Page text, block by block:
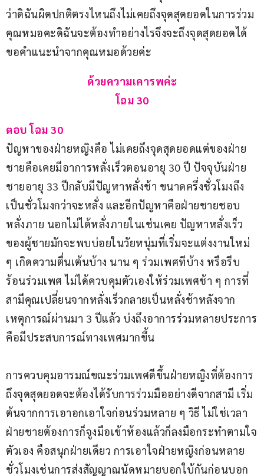
ว่าดิฉันผิดปกติตรงไหนถึงไม่เคยถึงจุดสุดยอดในการร่วม
คุณหมอคะดิฉันจะต้องทำอย่างไรจึงจะถึงจุดสุดยอดได้
ขอคำแนะนำจากคุณหมอด้วยค่ะ
ด้วยความเคารพค่ะ
โฉม 30
ตอบ โฉม 30
ปัญหาของฝ่ายหญิงคือ ไม่เคยถึงจุดสุดยอดแต่ของฝ่าย
ชายคือเคยมีอาการหลั่งเร็วตอนอายุ 30 ปี ปัจจุบันฝ่าย
ชายอายุ 33 ปีกลับมีปัญหาหลั่งช้า ขนาดครึ่งชั่วโมงถึง
เป็นชั่วโมงกว่าจะหลั่ง และอีกปัญหาคือฝ่ายชายชอบ
หลั่งภาย นอกไม่ได้หลั่งภายในเช่นเคย ปัญหาหลั่งเร็ว
ของผู้ชายมักจะพบบ่อยในวัยหนุ่มที่เริ่มจะแต่งงานใหม่
ๆ เกิดความตื่นเต้นบ้าง นาน ๆ ร่วมเพศทีบ้าง หรือรีบ
ร้อนร่วมเพศ ไม่ได้ควบคุมตัวเองให้ร่วมเพศช้า ๆ การที่
สามีคุณเปลี่ยนจากหลั่งเร็วกลายเป็นหลั่งช้าหลังจาก
เหตุการณ์ผ่านมา 3 ปีแล้ว บ่งถึงอาการร่วมหลายประการ
คือมีประสบการณ์ทางเพศมากขึ้น
การควบคุมอารมณ์ขณะร่วมเพศดีขึ้นฝ่ายหญิงที่ต้องการ
ถึงจุดสุดยอดจะต้องได้รับการร่วมมืออย่างดีจากสามี เริ่ม
ต้นจากการเอาอกเอาใจก่อนร่วมหลาย ๆ วิธี ไม่ใช่เวลา
ฝ่ายชายต้องการก็จูงมือเข้าห้องแล้วก็ลงมือกระทำตามใจ
ตัวเอง คือสนุกฝ่ายเดียว การเอาใจฝ่ายหญิงก่อนหลาย
ชั่วโมงเช่นการส่งสัญญาณนัดหมายบอกใบ้กันก่อนบอก